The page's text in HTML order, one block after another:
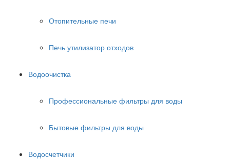
Отопительные печи
Печь утилизатор отходов
Водоочистка
Профессиональные фильтры для воды
Бытовые фильтры для воды
Водосчетчики